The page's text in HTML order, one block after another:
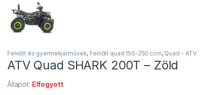
Felnőtt és gyermekjárművek, Felnőtt quad 150-250 ccm, Quad - ATV
ATV Quad SHARK 200T – Zöld
Állapot: Elfogyott